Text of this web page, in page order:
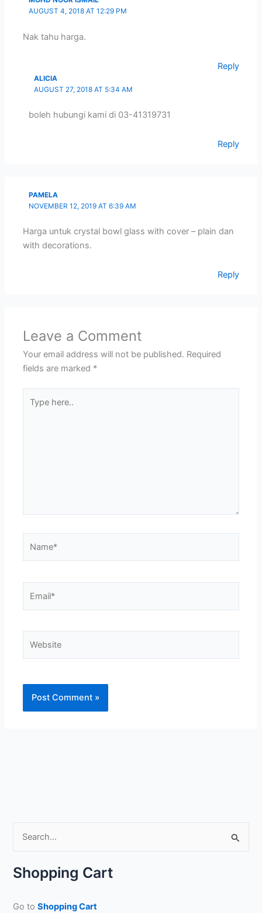
AUGUST 4, 2018 AT 12:29 PM
Nak tahu harga.
Reply
ALICIA
AUGUST 27, 2018 AT 5:34 AM
boleh hubungi kami di 03-41319731
Reply
PAMELA
NOVEMBER 12, 2019 AT 6:39 AM
Harga untuk crystal bowl glass with cover – plain dan
with decorations.
Reply
Leave a Comment
Your email address will not be published. Required
fields are marked *
here..
r
Shopping Cart
Go toShopping Cart